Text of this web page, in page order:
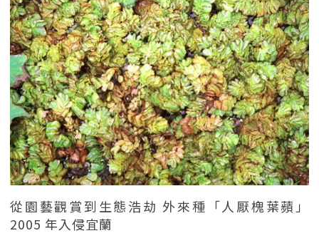
從園藝觀賞到生態浩劫 外來種「人厭槐葉蘋」
2005 年入侵宜蘭